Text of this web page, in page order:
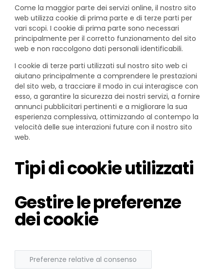
Come la maggior parte dei servizi online, il nostro sito
web utilizza cookie di prima parte e di terze parti per
vari scopi. I cookie di prima parte sono necessari
principalmente per il corretto funzionamento del sito
web e non raccolgono dati personali identificabili.
I cookie di terze parti utilizzati sul nostro sito web ci
aiutano principalmente a comprendere le prestazioni
del sito web, a tracciare il modo in cui interagisce con
esso, a garantire la sicurezza dei nostri servizi, a fornire
annunci pubblicitari pertinenti e a migliorare la sua
esperienza complessiva, ottimizzando al contempo la
velocità delle sue interazioni future con il nostro sito
web.
Tipi di cookie utilizzati
Gestire le preferenze
dei cookie
Preferenze relative al consenso